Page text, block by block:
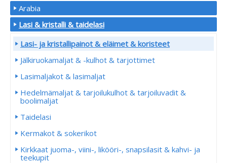
Arabia
Lasi & kristalli & taidelasi
Lasi- ja kristallipainot & eläimet & koristeet
Jälkiruokamaljat & -kulhot & tarjottimet
Lasimaljakot & lasimaljat
Hedelmämaljat & tarjoilukulhot & tarjoiluvadit &
boolimaljat
Taidelasi
Kermakot & sokerikot
Kirkkaat juoma-, viini-, likööri-, snapsilasit & kahvi- ja
teekupit